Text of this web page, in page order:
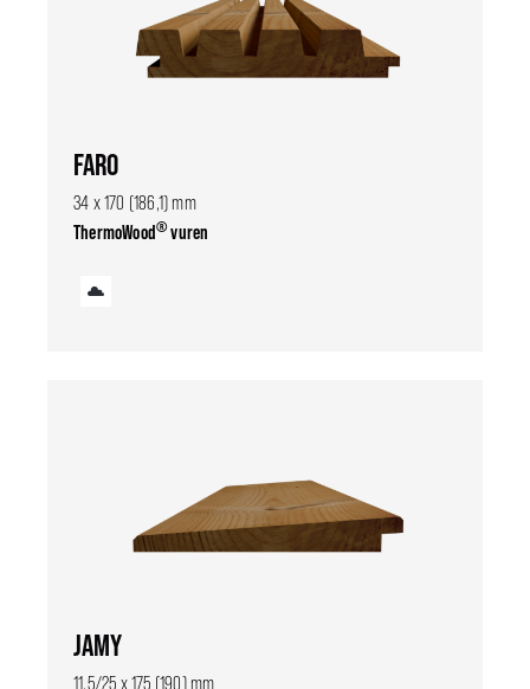
FARO
34 x 170 (186,1) mm
ThermoWood®vuren
JAMY
11,5/25 x 175 (190) mm